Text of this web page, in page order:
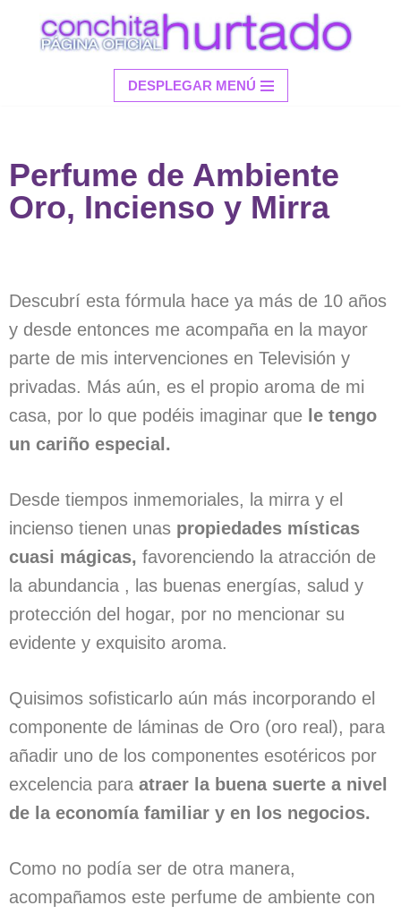
Saltar
DESPLEGAR MENÚ
Perfume de Ambiente
Oro, Incienso y Mirra
Descubrí esta fórmula hace ya más de 10 años
y desde entonces me acompaña en la mayor
parte de mis intervenciones en Televisión y
privadas. Más aún, es el propio aroma de mi
casa, por lo que podéis imaginar que le tengo
un cariño especial.
Desde tiempos inmemoriales, la mirra y el
incienso tienen unas propiedades místicas
cuasi mágicas, favorenciendo la atracción de
la abundancia , las buenas energías, salud y
protección del hogar, por no mencionar su
evidente y exquisito aroma.
Quisimos sofisticarlo aún más incorporando el
componente de láminas de Oro (oro real), para
añadir uno de los componentes esotéricos por
excelencia para atraer la buena suerte a nivel
de la economía familiar y en los negocios.
Como no podía ser de otra manera,
acompañamos este perfume de ambiente con